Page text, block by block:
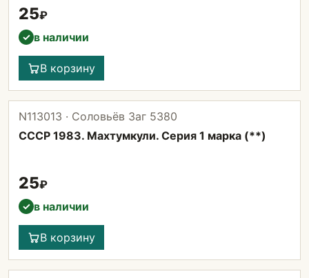
25₽
✓ в наличии
В корзину
N113013 · Соловьёв Заг 5380
СССР 1983. Махтумкули. Серия 1 марка (**)
25₽
✓ в наличии
В корзину